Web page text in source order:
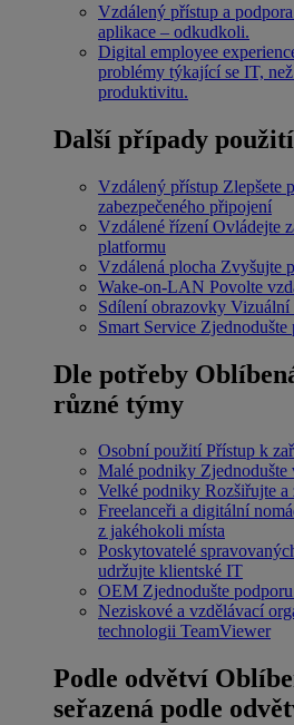
Vzdálený přístup a podpora
aplikace – odkudkoli.
Digital employee
problémy týkající se IT,
produktivitu.
Další případy použití
Vzdálený přístup Zlepšete
zabezpečeného připojení
Vzdálené řízení Ovládejte
platformu
Vzdálená plocha Zvyšujte
Wake-on-LAN Povolte
Sdílení obrazovky Vizuální
Smart Service Zjednodušte
Dle potřeby
různé týmy
Osobní použití Přístup k
Malé podniky Zjednodušte
Velké podniky Rozšiřujte a
Freelanceři a digitální
z jakéhokoli místa
Poskytovatelé
udržujte klientské IT
OEM Zjednodušte
Neziskové a vzdělávací
technologii TeamViewer
Podle odvětví
seřazená podle